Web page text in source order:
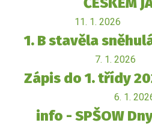
11. 1. 2026
1. B stavěla
7. 1. 2026
Zápis do 1. třídy
6. 1.
info - SPŠOW